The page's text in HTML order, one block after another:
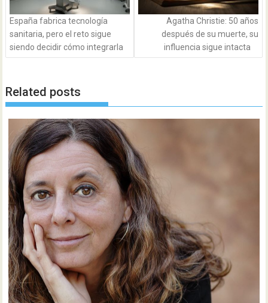
España fabrica tecnología
sanitaria, pero el reto sigue
siendo decidir cómo integrarla
Agatha Christie: 50 años
después de su muerte, su
influencia sigue intacta
Related posts